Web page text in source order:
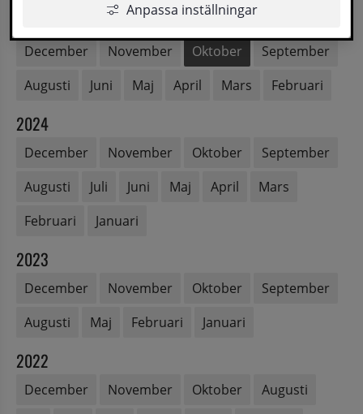
Anpassa inställningar
December November Oktober
September
Augusti
Juni Maj April Mars Februari
2024
December November Oktober
September
Augusti
Juli Juni Maj April
Mars
Februari
Januari
2023
December November Oktober
September
Augusti
Maj Februari Januari
2022
December November Oktober
Augusti